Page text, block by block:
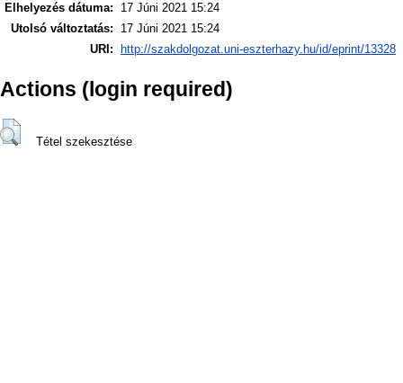
Elhelyezés dátuma:
17 Júni 2021 15:24
Utolsó változtatás:
17 Júni 2021 15:24
URI:
http://szakdolgozat.uni-eszterhazy.hu/id/eprint/13328
Actions (login required)
Tétel szekesztése